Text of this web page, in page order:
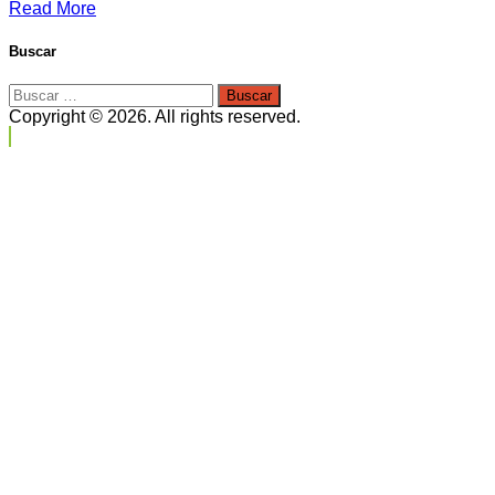
Read More
Buscar
Buscar:
Copyright © 2026. All rights reserved.